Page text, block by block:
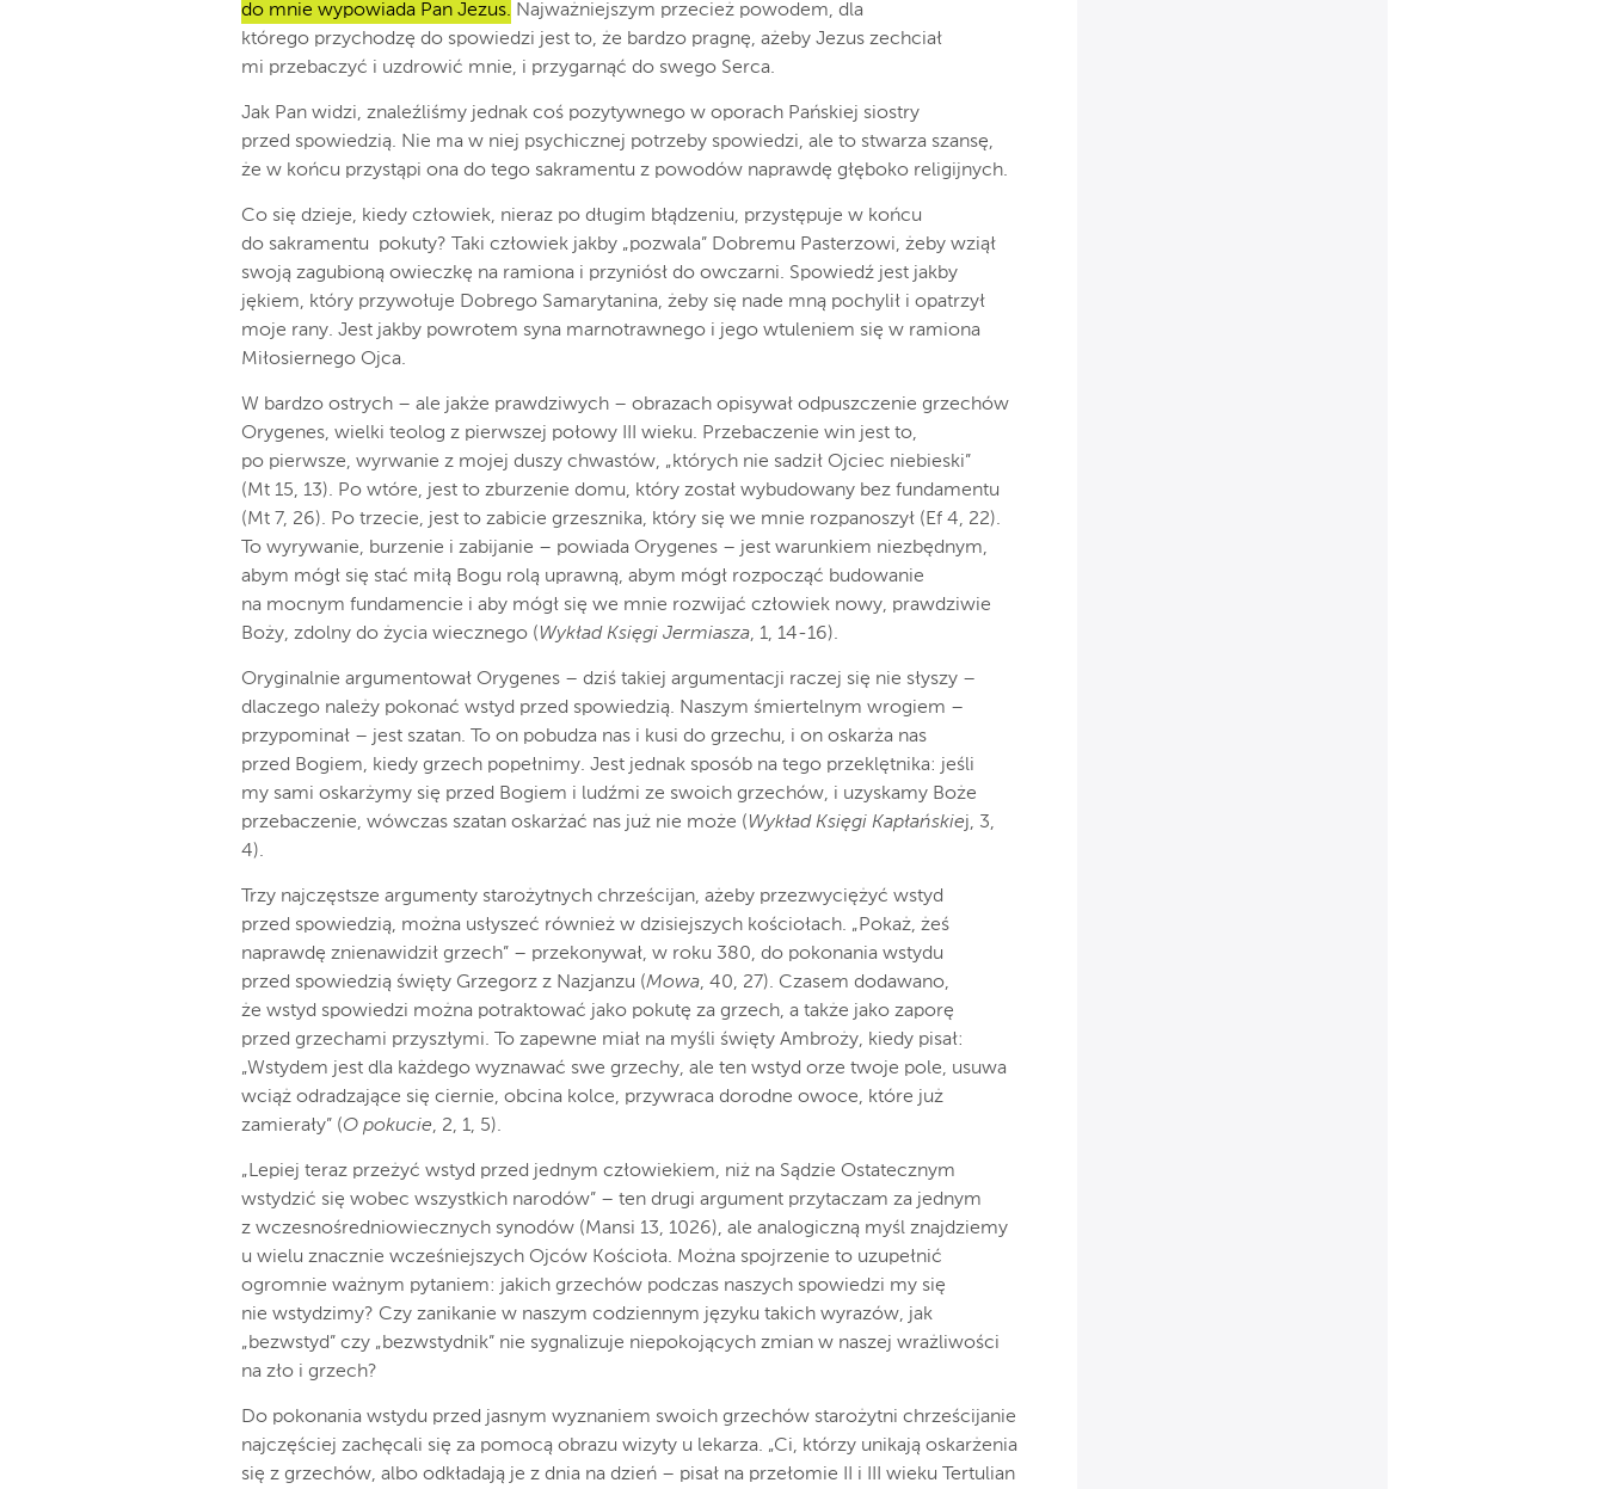
do mnie wypowiada Pan Jezus. Najważniejszym przecież powodem, dla
którego przychodzę do spowiedzi jest to, że bardzo pragnę, ażeby Jezus zechciał
mi przebaczyć i uzdrowić mnie, i przygarnąć do swego Serca.
Jak Pan widzi, znaleźliśmy jednak coś pozytywnego w oporach Pańskiej siostry
przed spowiedzią. Nie ma w niej psychicznej potrzeby spowiedzi, ale to stwarza szansę,
że w końcu przystąpi ona do tego sakramentu z powodów naprawdę głęboko religijnych.
Co się dzieje, kiedy człowiek, nieraz po długim błądzeniu, przystępuje w końcu
do sakramentu
pokuty? Taki człowiek jakby „pozwala” Dobremu Pasterzowi, żeby wziął
swoją zagubioną owieczkę na ramiona i przyniósł do owczarni. Spowiedź jest jakby
jękiem, który przywołuje Dobrego Samarytanina, żeby się nade mną pochylił i opatrzył
moje rany. Jest jakby powrotem syna marnotrawnego i jego wtuleniem się w ramiona
Miłosiernego Ojca.
W bardzo ostrych – ale jakże prawdziwych – obrazach opisywał odpuszczenie grzechów
Orygenes, wielki teolog z pierwszej połowy III wieku. Przebaczenie win jest to,
po pierwsze, wyrwanie z mojej duszy chwastów, „których nie sadził Ojciec niebieski”
(Mt 15, 13). Po wtóre, jest to zburzenie domu, który został wybudowany bez fundamentu
(Mt 7, 26). Po trzecie, jest to zabicie grzesznika, który się we mnie rozpanoszył (Ef 4, 22).
To wyrywanie, burzenie i zabijanie – powiada Orygenes – jest warunkiem niezbędnym,
abym mógł się stać miłą Bogu rolą uprawną, abym mógł rozpocząć budowanie
na mocnym fundamencie i aby mógł się we mnie rozwijać człowiek nowy, prawdziwie
Boży, zdolny do życia wiecznego (Wykład Księgi Jermiasza, 1, 14-16).
Oryginalnie argumentował Orygenes – dziś takiej argumentacji raczej się nie słyszy –
dlaczego należy pokonać wstyd przed spowiedzią. Naszym śmiertelnym wrogiem –
przypominał – jest szatan. To on pobudza nas i kusi do grzechu, i on oskarża nas
przed Bogiem, kiedy grzech popełnimy. Jest jednak sposób na tego przeklętnika: jeśli
my sami oskarżymy się przed Bogiem i ludźmi ze swoich grzechów, i uzyskamy Boże
przebaczenie, wówczas szatan oskarżać nas już nie może (Wykład Księgi Kapłańskiej, 3,
4).
Trzy najczęstsze argumenty starożytnych chrześcijan, ażeby przezwyciężyć wstyd
przed spowiedzią, można usłyszeć również w dzisiejszych kościołach. „Pokaż, żeś
naprawdę znienawidził grzech” – przekonywał, w roku 380, do pokonania wstydu
przed spowiedzią święty Grzegorz z Nazjanzu (Mowa, 40, 27). Czasem dodawano,
że wstyd spowiedzi można potraktować jako pokutę za grzech, a także jako zaporę
przed grzechami przyszłymi. To zapewne miał na myśli święty Ambroży, kiedy pisał:
„Wstydem jest dla każdego wyznawać swe grzechy, ale ten wstyd orze twoje pole, usuwa
wciąż odradzające się ciernie, obcina kolce, przywraca dorodne owoce, które już
zamierały” (O pokucie, 2, 1, 5).
„Lepiej teraz przeżyć wstyd przed jednym człowiekiem, niż na Sądzie Ostatecznym
wstydzić się wobec wszystkich narodów” – ten drugi argument przytaczam za jednym
z wczesnośredniowiecznych synodów (Mansi 13, 1026), ale analogiczną myśl znajdziemy
u wielu znacznie wcześniejszych Ojców Kościoła. Można spojrzenie to uzupełnić
ogromnie ważnym pytaniem: jakich grzechów podczas naszych spowiedzi my się
nie wstydzimy? Czy zanikanie w naszym codziennym języku takich wyrazów, jak
„bezwstyd” czy „bezwstydnik” nie sygnalizuje niepokojących zmian w naszej wrażliwości
na zło i grzech?
Do pokonania wstydu przed jasnym wyznaniem swoich grzechów starożytni chrześcijanie
najczęściej zachęcali się za pomocą obrazu wizyty u lekarza. „Ci, którzy unikają oskarżenia
się z grzechów, albo odkładają je z dnia na dzień – pisał na przełomie II i III wieku Tertulian